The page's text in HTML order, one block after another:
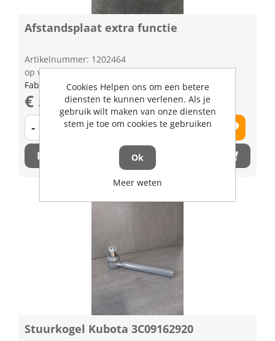
Afstandsplaat extra functie
Artikelnummer: 1202464
op voorraad | 3-5 dagen levertijd
Fabrikant artikel nummer: 3G70082073
€ 56,33 excl. BTW
- +
Bestel nu!
Stuurkogel Kubota 3C09162920
Cookies Helpen ons om een betere
diensten te kunnen verlenen. Als je
gebruik wilt maken van onze diensten
stem je toe om cookies te gebruiken
Ok
Meer weten